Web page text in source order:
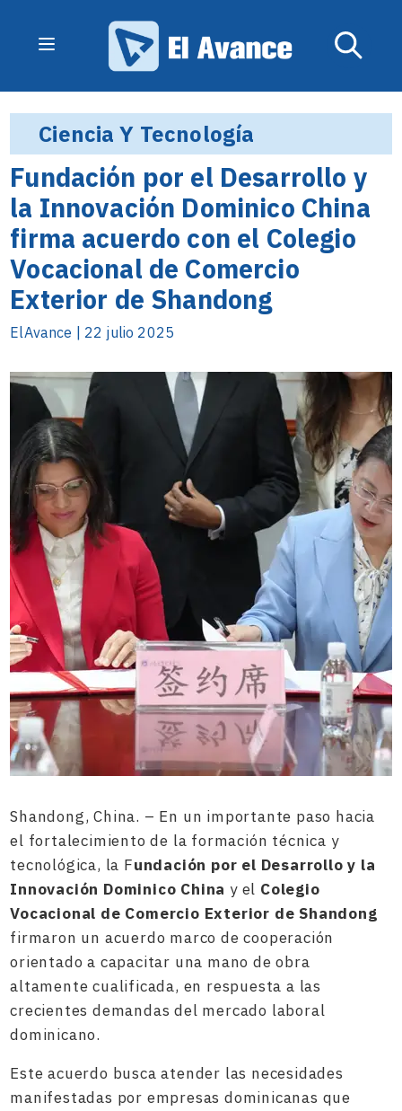
Ciencia Y Tecnología
Fundación por el Desarrollo y
la Innovación Dominico China
firma acuerdo con el Colegio
Vocacional de Comercio
Exterior de Shandong
ElAvance | 22 julio 2025
Shandong, China. – En un importante paso hacia
el fortalecimiento de la formación técnica y
tecnológica, la Fundación por el Desarrollo y la
Innovación Dominico China y el Colegio
Vocacional de Comercio Exterior de Shandong
firmaron un acuerdo marco de cooperación
orientado a capacitar una mano de obra
altamente cualificada, en respuesta a las
crecientes demandas del mercado laboral
dominicano.
Este acuerdo busca atender las necesidades
manifestadas por empresas dominicanas que